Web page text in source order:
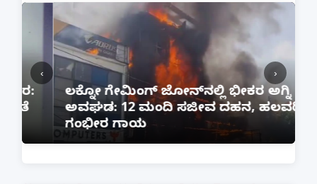
ಲಕ್ನೋ ಗೇಮಿಂಗ್ ಜೋನ್‌ನಲ್ಲಿ ಭೀಕರ ಅಗ್ನಿ
ಅವಘಡ: 12 ಮಂದಿ ಸಜೀವ ದಹನ, ಹಲವರಿಗೆ
ಗಂಭೀರ ಗಾಯ
‹ ›